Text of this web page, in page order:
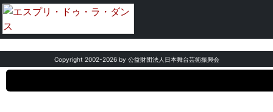
Copyright 2002-2026 by 公益財団法人日本舞台芸術振興会